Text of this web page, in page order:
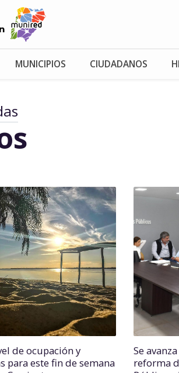
MUNICIPIOS CIUDADANOS
de ocupación y
para este fin de semana
Se
reforma